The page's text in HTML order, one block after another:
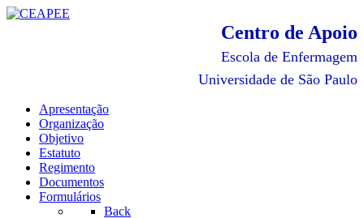
Centro de Apoio
Escola de Enfermagem
Universidade de São Paulo
Apresentação
Organização
Objetivo
Estatuto
Regimento
Documentos
Formulários
Back